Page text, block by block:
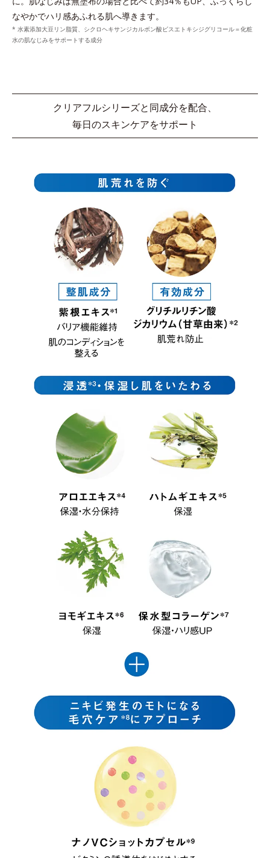
なやかでハリ感あふれる肌へ導きます。
* 水素添加大豆リン脂質、シクロヘキサンジカルボン酸ビスエトキシジグリコール＝化粧
水の肌なじみをサポートする成分
クリアフルシリーズと同成分を配合、
毎日のスキンケアをサポート